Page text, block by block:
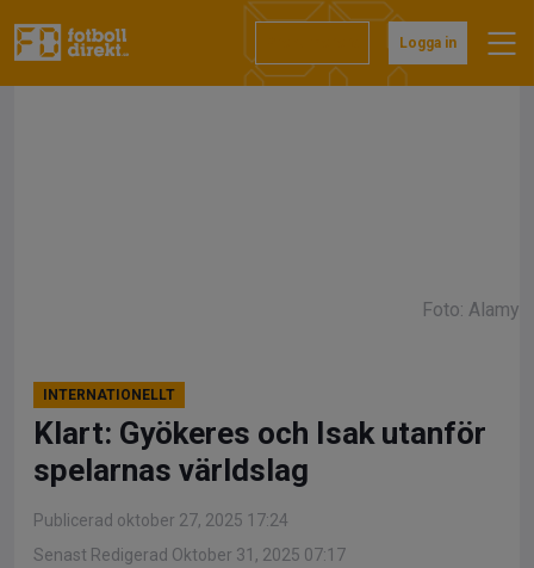
till
Logga in
Foto: Alamy
INTERNATIONELLT
Klart: Gyökeres och Isak utanför
spelarnas världslag
Publicerad oktober 27, 2025 17:24
Senast Redigerad Oktober 31, 2025 07:17